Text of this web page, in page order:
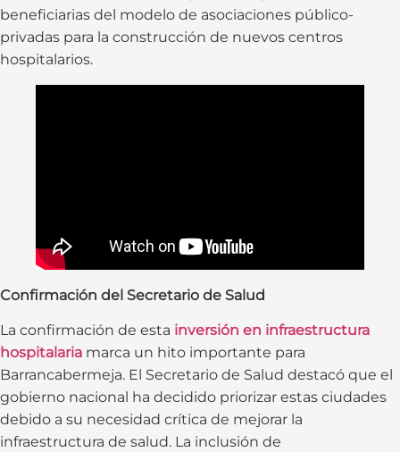
beneficiarias del modelo de asociaciones público-
privadas para la construcción de nuevos centros
hospitalarios.
Confirmación del Secretario de Salud
La confirmación de esta inversión en infraestructura
hospitalaria marca un hito importante para
Barrancabermeja. El Secretario de Salud destacó que el
gobierno nacional ha decidido priorizar estas ciudades
debido a su necesidad crítica de mejorar la
infraestructura de salud. La inclusión de